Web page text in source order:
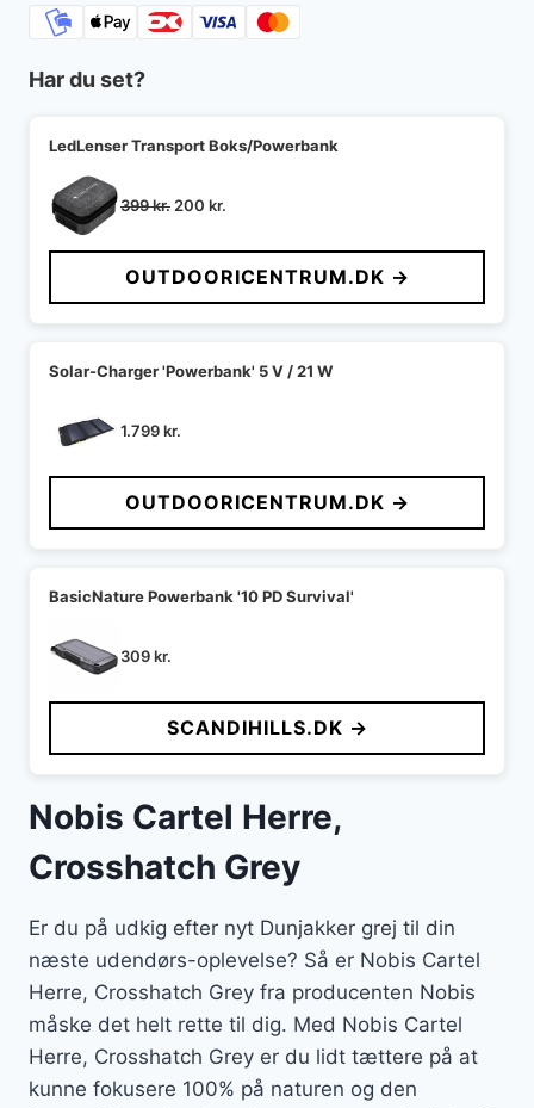
Har du set?
LedLenser Transport Boks/Powerbank
399kr. Den
pris
var:
399 kr..
200 kr.
pris
er:
200 kr..
OUTDOORICENTRUM.DK →
Solar-Charger 'Powerbank' 5 V / 21 W
1.799kr.
OUTDOORICENTRUM.DK →
BasicNature Powerbank '10 PD Survival'
309kr.
SCANDIHILLS.DK →
Nobis Cartel Herre,
Crosshatch Grey
Er du på udkig efter nyt Dunjakker grej til din
næste udendørs-oplevelse? Så er Nobis Cartel
Herre, Crosshatch Grey fra producenten Nobis
måske det helt rette til dig. Med Nobis Cartel
Herre, Crosshatch Grey er du lidt tættere på at
kunne fokusere 100% på naturen og den